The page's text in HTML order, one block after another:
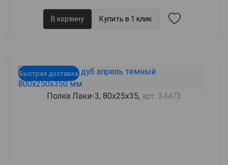
В корзину Купить в 1 клик
Быстрая доставка
Полка Лаки-3, 80х25х35, арт. 34473